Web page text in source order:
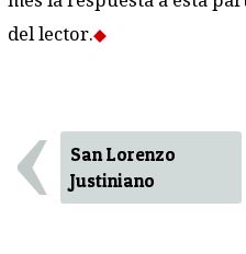
del lector.
‹
San Lorenzo
Justiniano